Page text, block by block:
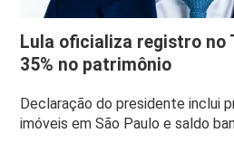
Lula oficializa registro no
35% no patrimônio
Declaração do presidente inclui
imóveis em São Paulo e saldo